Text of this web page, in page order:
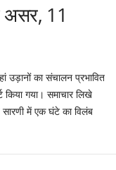
असर, 11
उड़ानों का संचालन प्रभावित
किया गया। समाचार लिखे
में एक घंटे का विलंब